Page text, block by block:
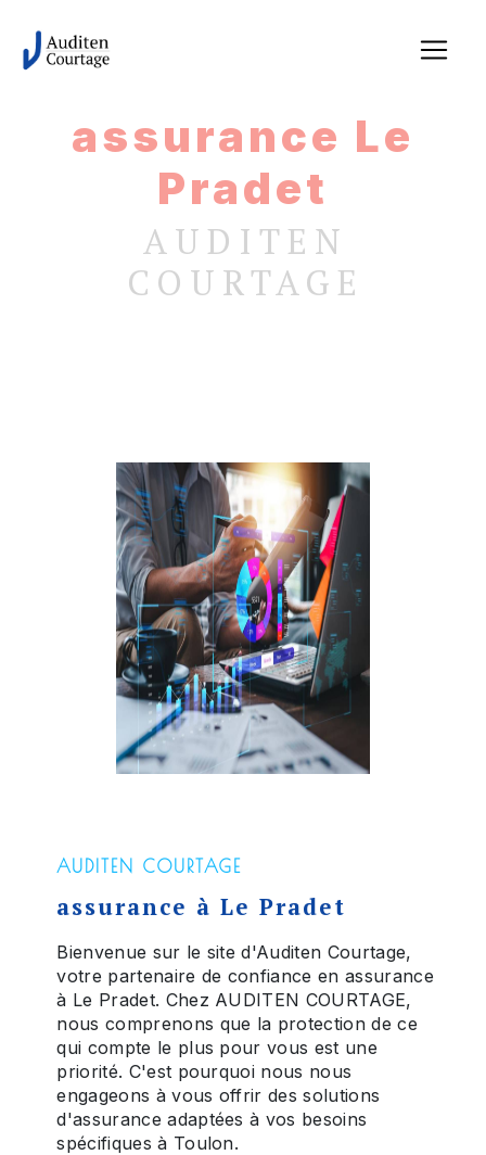
assurance Le
Pradet
AUDITEN
COURTAGE
AUDITEN COURTAGE
assurance à Le Pradet
Bienvenue sur le site d'Auditen Courtage,
votre partenaire de confiance en assurance
à Le Pradet. Chez AUDITEN COURTAGE,
nous comprenons que la protection de ce
qui compte le plus pour vous est une
priorité. C'est pourquoi nous nous
engageons à vous offrir des solutions
d'assurance adaptées à vos besoins
spécifiques à Toulon.